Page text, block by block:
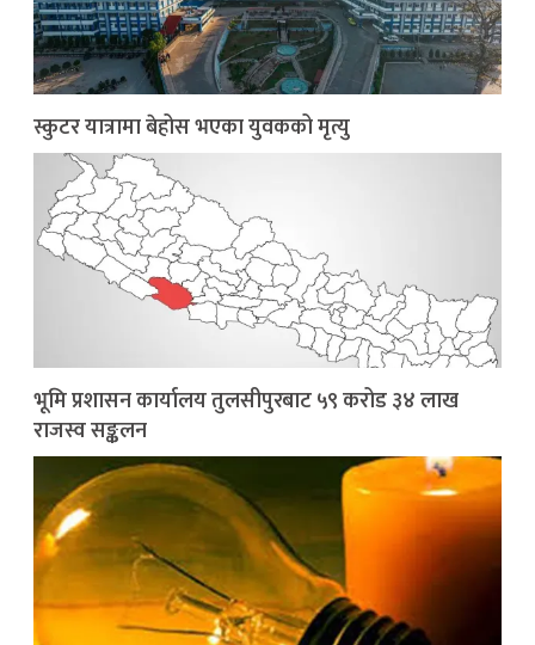
स्कुटर यात्रामा बेहोस भएका युवकको मृत्यु
भूमि प्रशासन कार्यालय तुलसीपुरबाट ५९ करोड ३४ लाख
राजस्व सङ्कलन